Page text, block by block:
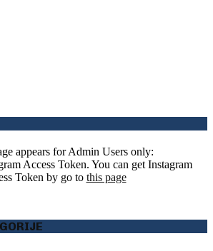
appears for Admin Users only:
Access Token. You can get Instagram
Token by go to this page